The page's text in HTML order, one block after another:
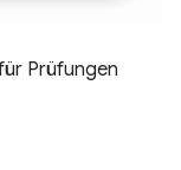
Prüfungen